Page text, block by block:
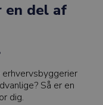
en del af
Så er en
dig.